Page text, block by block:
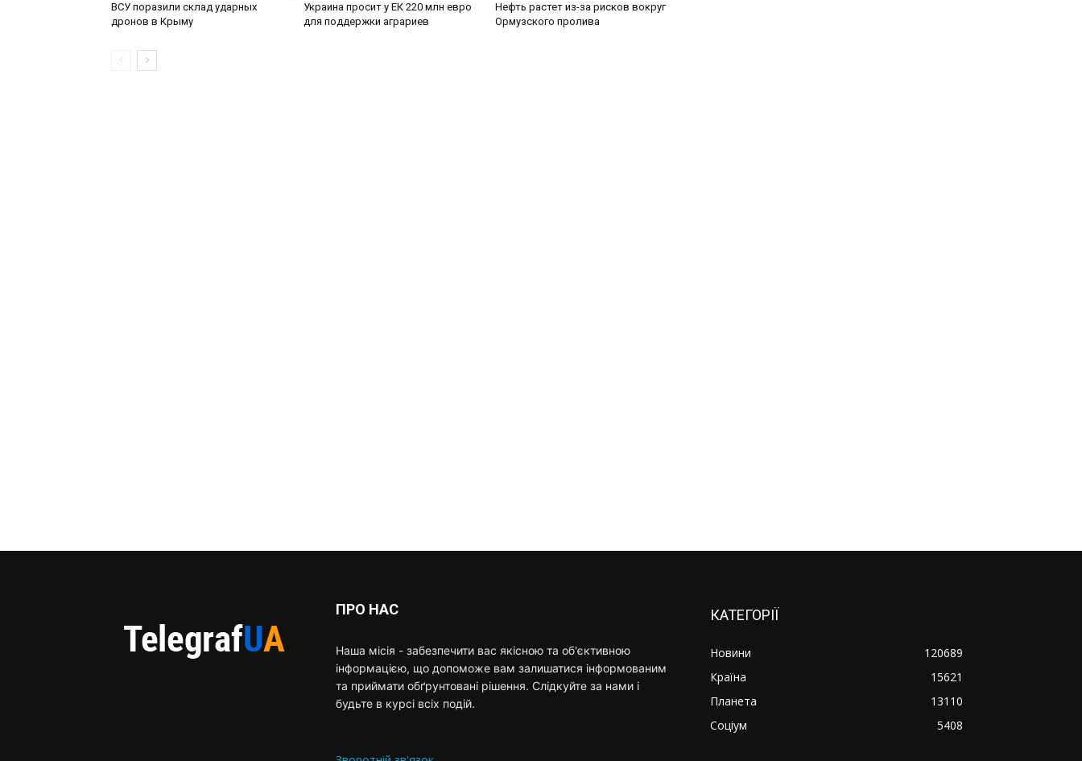
ВСУ поразили склад ударных
дронов в Крыму
Украина просит у ЕК 220 млн евро
для поддержки аграриев
Нефть растет из-за рисков вокруг
Ормузского пролива
ПРО НАС
Наша місія - забезпечити вас якісною та об'єктивною
інформацією, що допоможе вам залишатися інформованим
та приймати обґрунтовані рішення. Слідкуйте за нами і
будьте в курсі всіх подій.
КАТЕГОРІЇ
Новини
120689
Країна
15621
Планета
13110
Соціум
5408